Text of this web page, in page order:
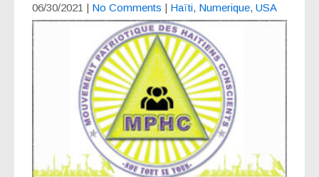
06/30/2021 | No Comments | Haïti, Numerique, USA